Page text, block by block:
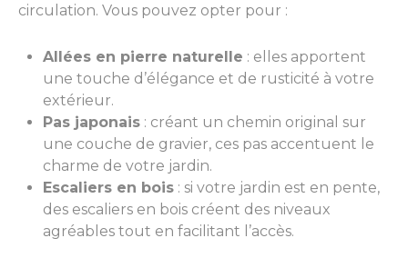
circulation. Vous pouvez opter pour :
Allées en pierre naturelle : elles apportent
une touche d’élégance et de rusticité à votre
extérieur.
Pas japonais : créant un chemin original sur
une couche de gravier, ces pas accentuent le
charme de votre jardin.
Escaliers en bois : si votre jardin est en pente,
des escaliers en bois créent des niveaux
agréables tout en facilitant l’accès.